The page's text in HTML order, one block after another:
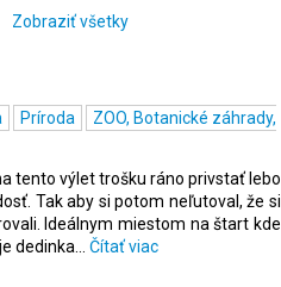
Zobraziť všetky
Príroda
ZOO, Botanické záhrady,
tento výlet trošku ráno privstať lebo
Tak aby si potom neľutoval, že si
Ideálnym miestom na štart kde
dedinka... Čítať viac